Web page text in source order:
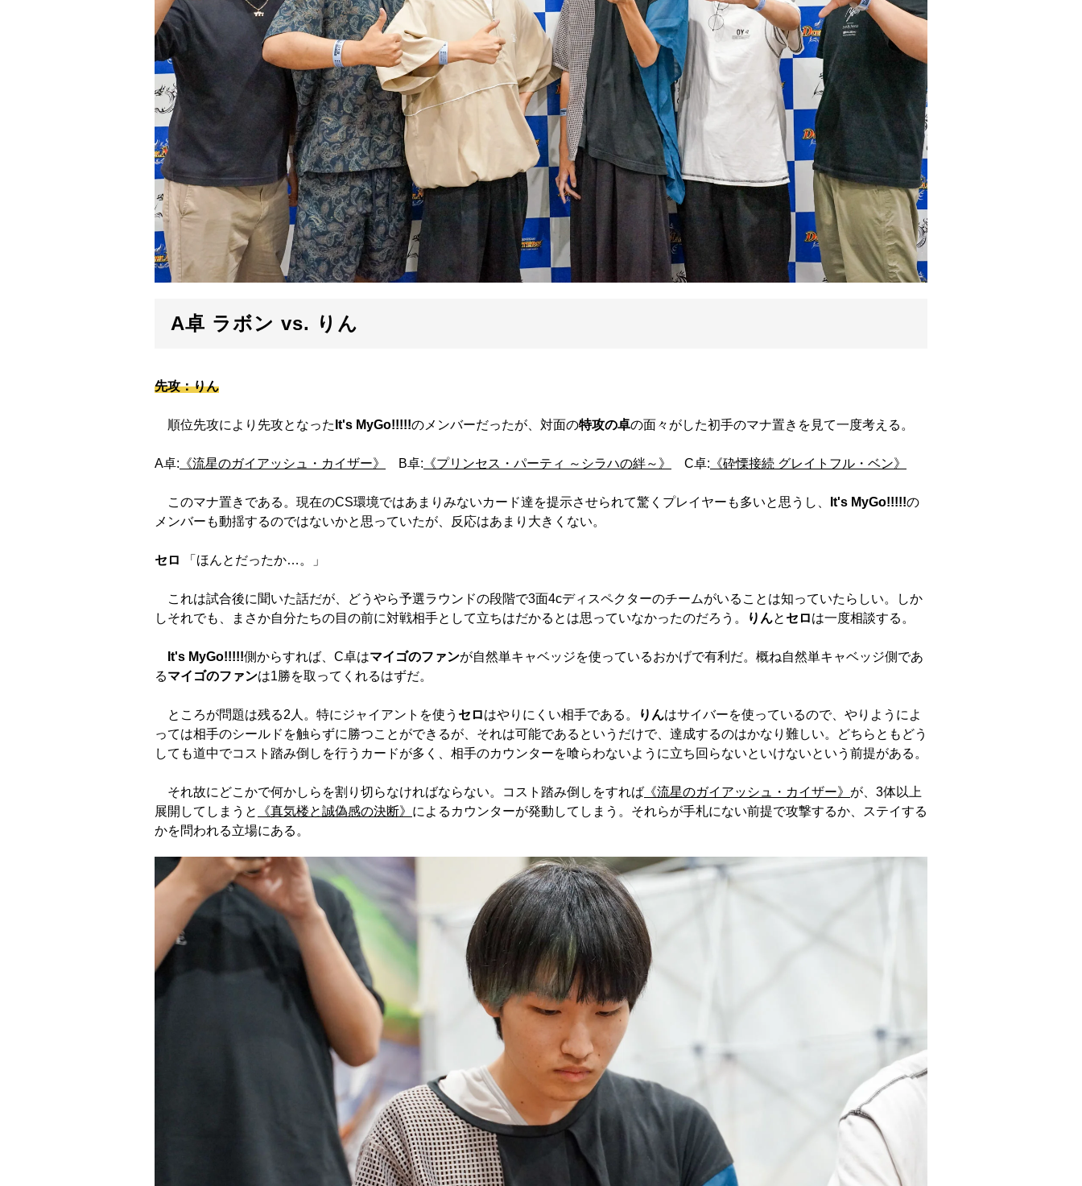
A卓 ラボン vs. りん
先攻：りん
順位先攻により先攻となった It's MyGo!!!!!のメンバーだったが、対面の特攻の卓の面々がした初手のマナ置きを見て一度考える。
A卓: 《流星のガイアッシュ・カイザー》 B卓: 《プリンセス・パーティ ～シラハの絆～》 C卓: 《砕慄接続 グレイトフル・ベン》
このマナ置きである。現在のCS環境ではあまりみないカード達を提示させられて驚くプレイヤーも多いと思うし、 It's MyGo!!!!!の
メンバーも動揺するのではないかと思っていたが、反応はあまり大きくない。
セロ 「ほんとだったか…。」
これは試合後に聞いた話だが、どうやら予選ラウンドの段階で3面4cディスペクターのチームがいることは知っていたらしい。しか
しそれでも、まさか自分たちの目の前に対戦相手として立ちはだかるとは思っていなかったのだろう。
りんと セロは一度相談する。
It's MyGo!!!!!側からすれば、C卓はマイゴのファンが自然単キャベッジを使っているおかげで有利だ。概ね自然単キャベッジ側であ
るマイゴのファンは1勝を取ってくれるはずだ。
ところが問題は残る2人。特にジャイアントを使う セロはやりにくい相手である。 りんはサイバーを使っているので、やりようによ
っては相手のシールドを触らずに勝つことができるが、それは可能であるというだけで、達成するのはかなり難しい。どちらともどう
しても道中でコスト踏み倒しを行うカードが多く、相手のカウンターを喰らわないように立ち回らないといけないという前提がある。
それ故にどこかで何かしらを割り切らなければならない。コスト踏み倒しをすれば 《流星のガイアッシュ・カイザー》 が、3体以上
展開してしまうと
《真気楼と誠偽感の決断》 によるカウンターが発動してしまう。それらが手札にない前提で攻撃するか、ステイする
かを問われる立場にある。